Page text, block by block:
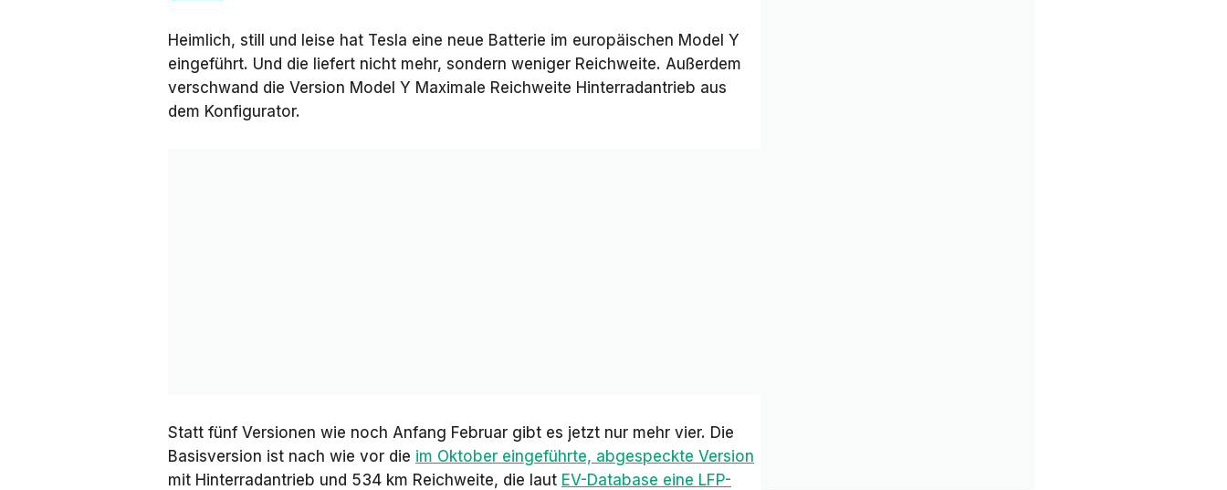
Heimlich, still und leise hat Tesla eine neue Batterie im europäischen Model Y
eingeführt. Und die liefert nicht mehr, sondern weniger Reichweite. Außerdem
verschwand die Version Model Y Maximale Reichweite Hinterradantrieb aus
dem Konfigurator.
Statt fünf Versionen wie noch Anfang Februar gibt es jetzt nur mehr vier. Die
Basisversion ist nach wie vor die im Oktober eingeführte, abgespeckte Version
mit Hinterradantrieb und 534 km Reichweite, die laut EV-Database eine LFP-